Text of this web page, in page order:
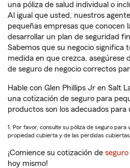
una póliza de salud individual o
Al igual que usted, nuestros
pequeñas empresas que conocen
desarrollar un plan de seguridad
Sabemos que su negocio significa
medida en que crezca, asegúrese
de seguro de negocio correctos
Hable con Glen Phillips Jr en Salt
una cotización de seguro para
productos son los adecuados para
1. Por favor, consulte su póliza de seguro para
propiedad cubierta y de las pérdidas cubiertas.
¡Comience su cotización de
hoy mismo!